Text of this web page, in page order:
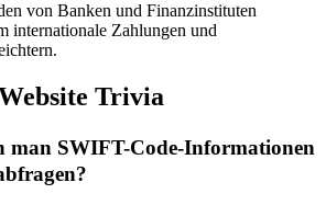
von Banken und Finanzinstituten
internationale Zahlungen und
Trivia
man SWIFT-Code-Informationen